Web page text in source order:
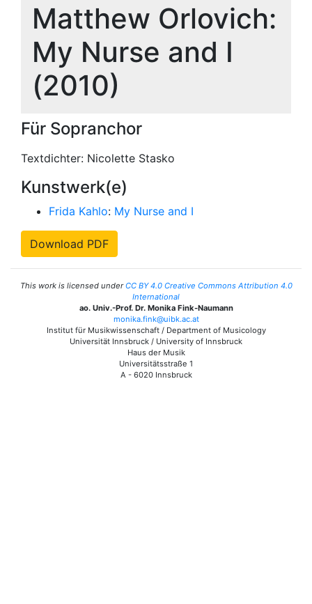
Matthew Orlovich:
My Nurse and I
(2010)
Für Sopranchor
Textdichter: Nicolette Stasko
Kunstwerk(e)
Frida Kahlo: My Nurse and I
Download PDF
This work is licensed underCC BY 4.0 Creative Commons Attribution 4.0
International
ao. Univ.-Prof. Dr. Monika Fink-Naumann
monika.fink@uibk.ac.at
Institut für Musikwissenschaft / Department of Musicology
Universität Innsbruck / University of Innsbruck
Haus der Musik
Universitätsstraße 1
A - 6020 Innsbruck